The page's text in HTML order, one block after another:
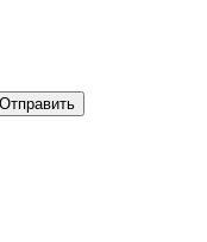
Отправить